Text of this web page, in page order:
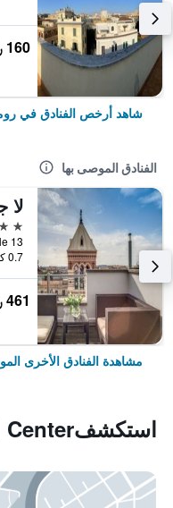
160 ﷼
شاهد أرخص الفنادق في
الفنادق الموصى بها
لا
4 نجوم
0.7 كيلومتر عن وسط المدينة
461 ﷼
مشاهدة الفنادق الأخرى
استكشفHistorical Center, روما